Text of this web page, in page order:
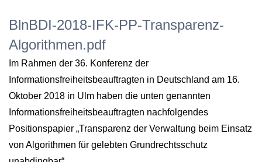
BlnBDI-2018-IFK-PP-Transparenz-
Algorithmen.pdf
Im Rahmen der 36. Konferenz der
Informationsfreiheitsbeauftragten in Deutschland am 16.
Oktober 2018 in Ulm haben die unten genannten
Informationsfreiheitsbeauftragten nachfolgendes
Positionspapier „Transparenz der Verwaltung beim Einsatz
von Algorithmen für gelebten Grundrechtsschutz